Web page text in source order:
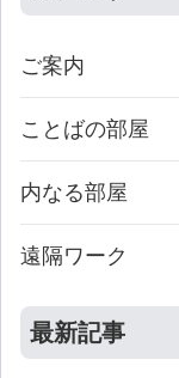
ご案内
ことばの部屋
内なる部屋
遠隔ワーク
最新記事